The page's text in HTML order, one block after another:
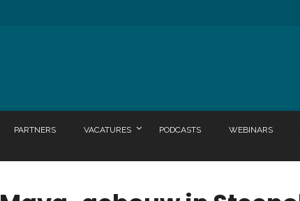
PARTNERS VACATURES PODCASTS WEBINARS